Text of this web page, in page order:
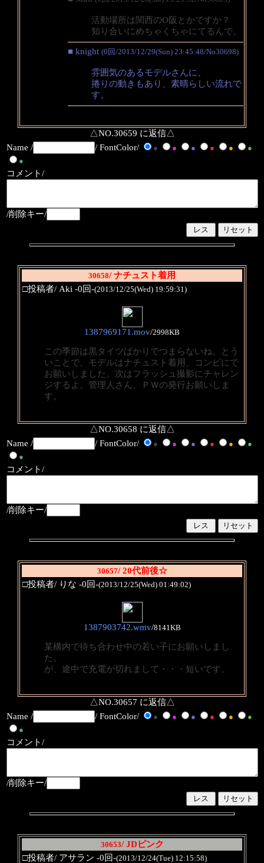
活動場所は関西のO阪とかですか？
知り合いにめちゃくちゃにてるんで。
■ knight (0回/2013/12/29(Sun) 23:45:48/No30698)
雰囲気のあるモデルさんに、
捲りの動きもあり、素晴らしい流れで
す。
△NO.30659 に返信△
Name /
/ FontColor/ ● ● ● ● ●
●
●
コメント/
/削除キー/
30658/ ナチュスト着用
□投稿者/ Aki -0回-(2013/12/25(Wed) 19:59:31)
1387969171.mov/2998KB
この季節は黒タイツばかりでつまらないね。とう
いことで、モデルはナチュスト着用、コンビにで
お願いしました。次はフラッシュ撮影にチャレン
ジするよ。管理人さん、ＰＷの発行お願いしま
す。
△NO.30658 に返信△
Name /
/ FontColor/ ● ● ● ● ●
●
●
コメント/
/削除キー/
30657/ 20代前後☆
□投稿者/ りな -0回-(2013/12/25(Wed) 01:49:02)
1387903742.wmv/8141KB
某構内で待ち合わせ中の若い子にお願いしまし
た。
が、途中で充電が切れまして・・・短いです。
△NO.30657 に返信△
Name /
/ FontColor/ ● ● ● ● ●
●
●
コメント/
/削除キー/
30653/ JDピンク
□投稿者/ アサラン -0回-(2013/12/24(Tue) 12:15:58)